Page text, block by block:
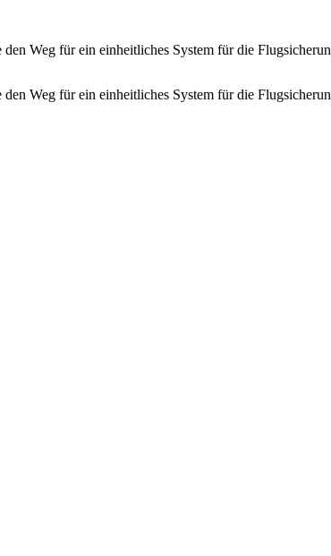
Weg für ein einheitliches System für die
Weg für ein einheitliches System für die